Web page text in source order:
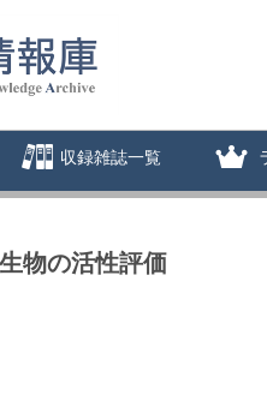
収録雑誌一覧
物の活性評価